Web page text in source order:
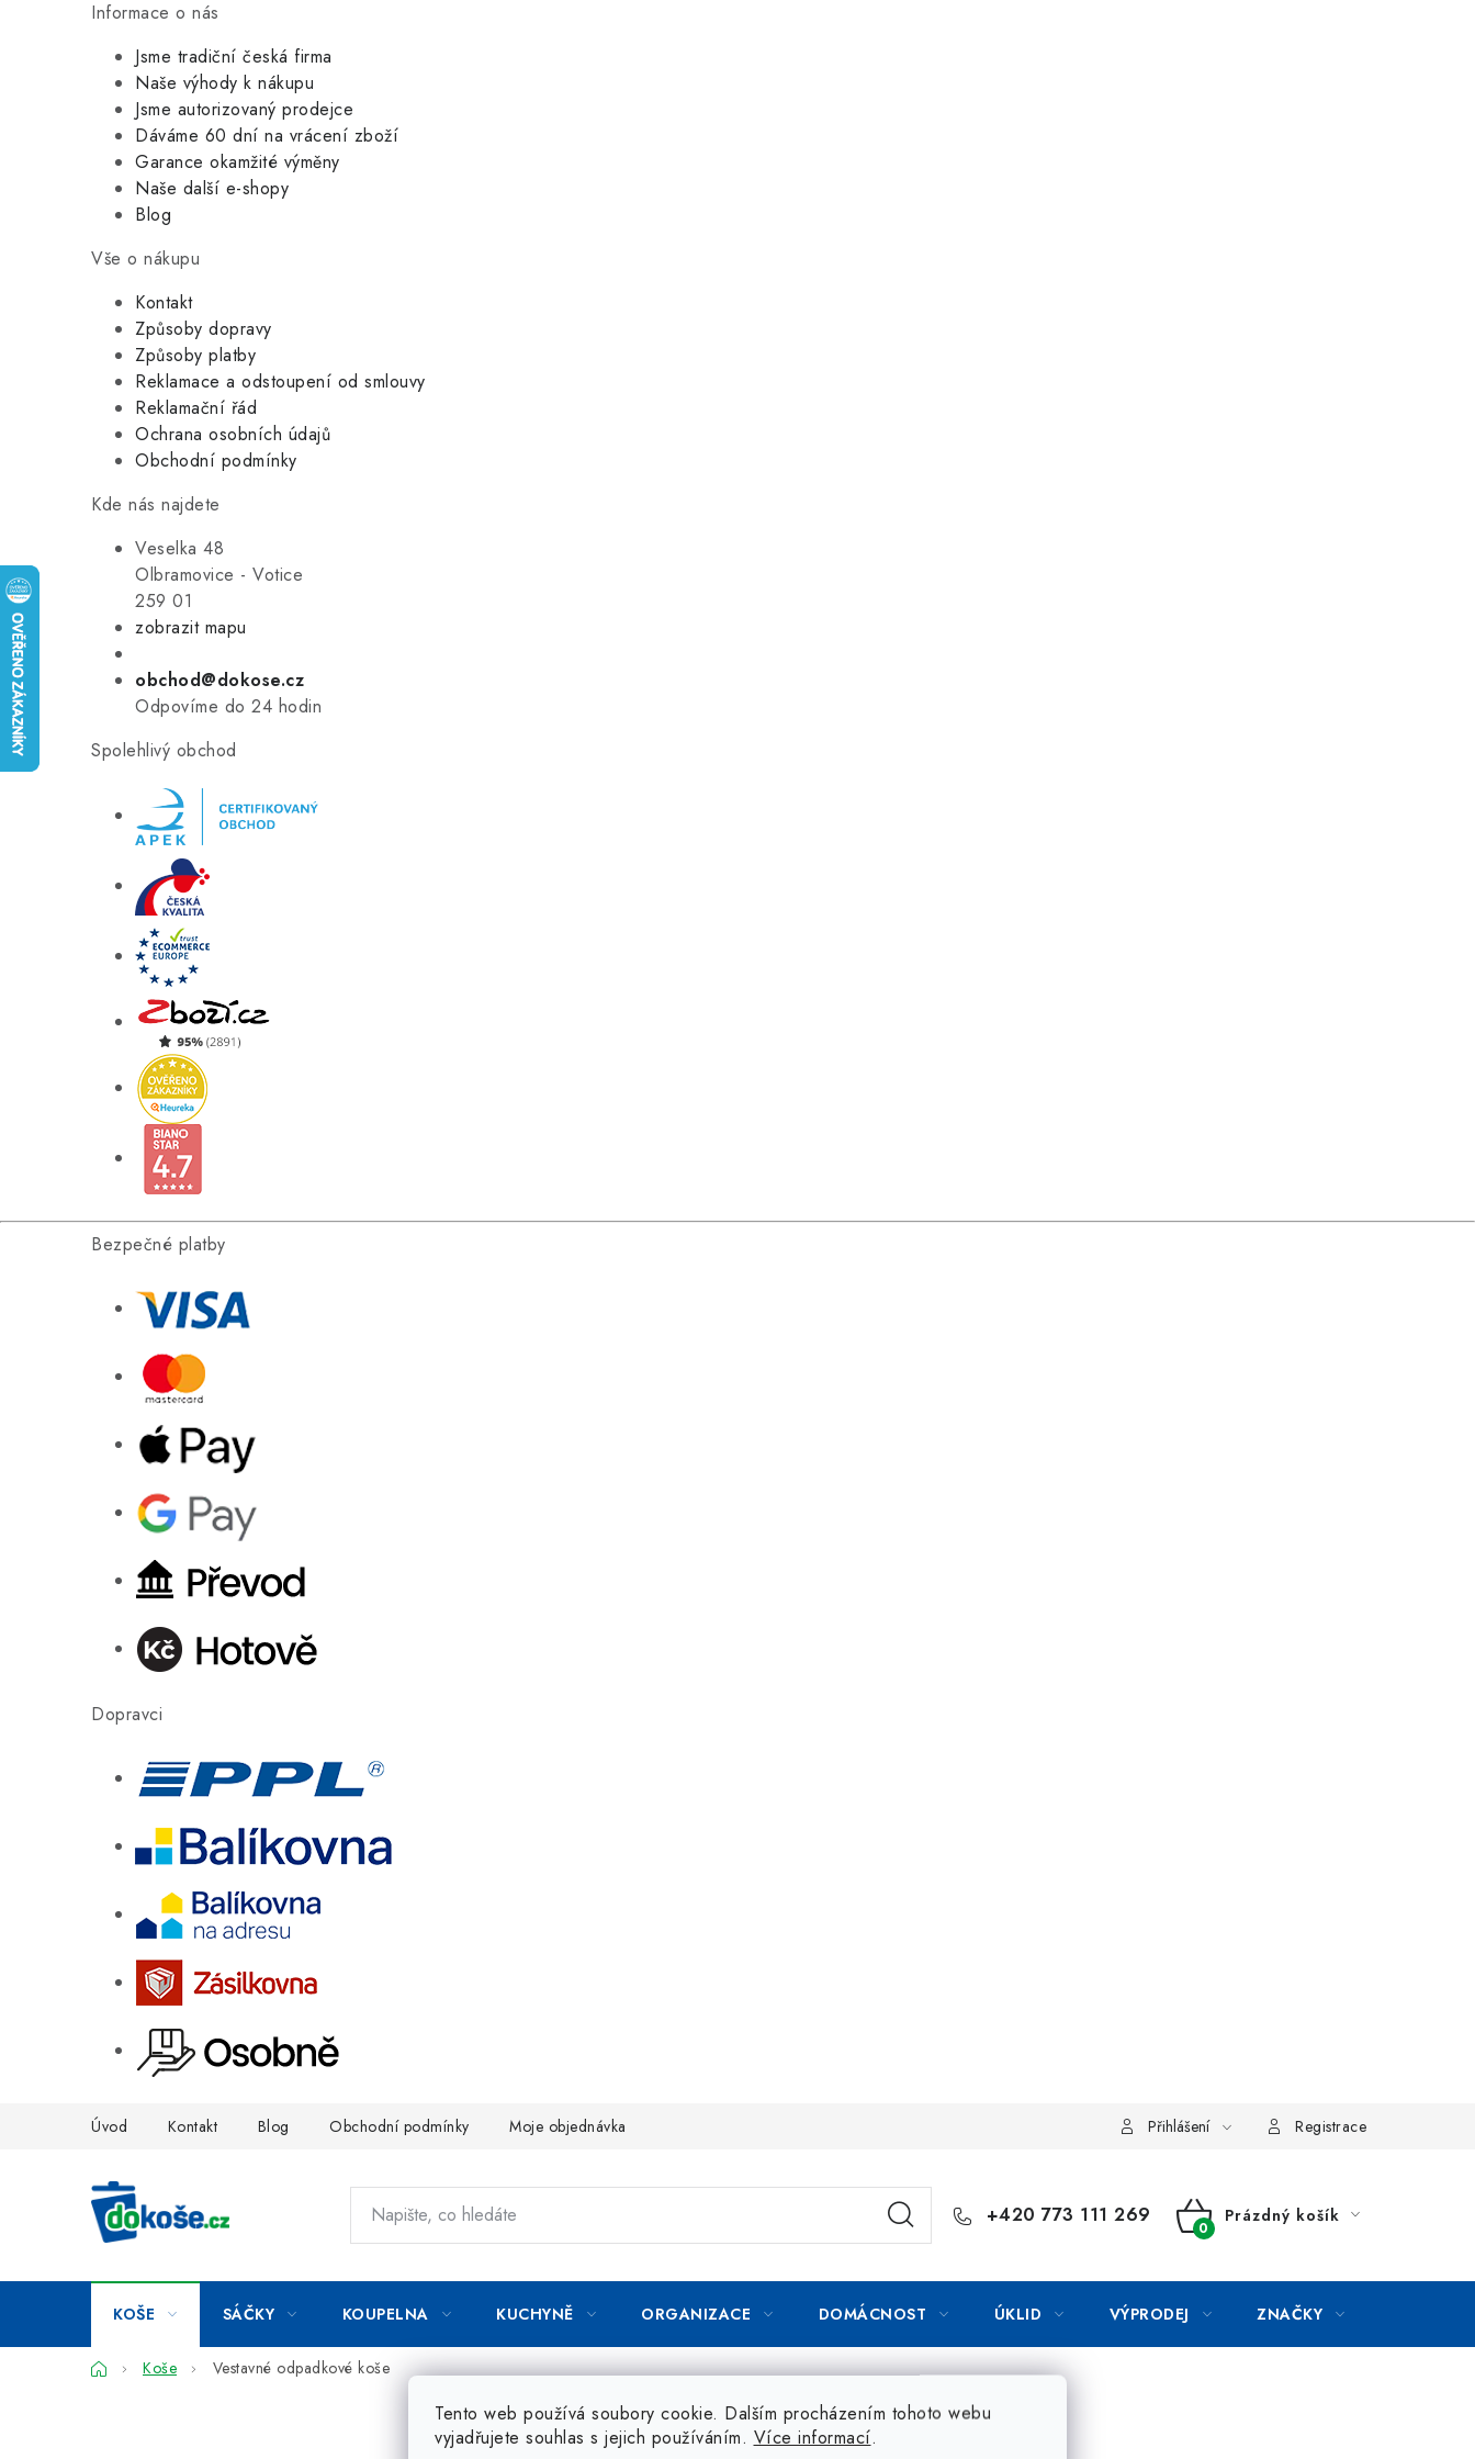
Informace o nás
Jsme tradiční česká firma
Naše výhody k nákupu
Jsme autorizovaný prodejce
Dáváme 60 dní na vrácení zboží
Garance okamžité výměny
Naše další e-shopy
Blog
Vše o nákupu
Kontakt
Způsoby dopravy
Způsoby platby
Reklamace a odstoupení od smlouvy
Reklamační řád
Ochrana osobních údajů
Obchodní podmínky
Kde nás najdete
Veselka 48
Olbramovice - Votice
259 01
zobrazit mapu
obchod@dokose.cz
Odpovíme do 24 hodin
Spolehlivý obchod
Bezpečné platby
Dopravci
Tento web používá soubory cookie. Dalším procházením tohoto webu
vyjadřujete souhlas s jejich používáním. Více informací.
Úvod Kontakt Blog Obchodní podmínky Moje objednávka Přihlášení Registrace
+420 773 111 269
NÁKUPNÍ
Prázdný košík
KOŠE SÁČKY KOUPELNA KUCHYNĚ ORGANIZACE DOMÁCNOST ÚKLID VÝPRODEJ ZNAČKY
DomůKoše Vestavné odpadkové koše